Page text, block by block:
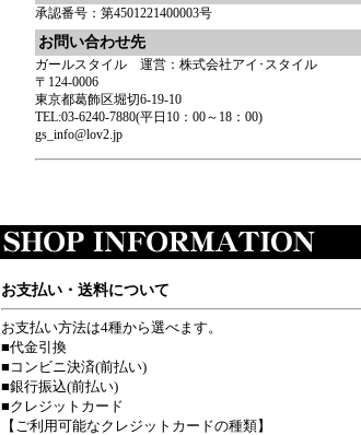
承認番号：第4501221400003号
お問い合わせ先
ガールスタイル 運営：株式会社アイ･スタイル
〒124-0006
東京都葛飾区堀切6-19-10
TEL:03-6240-7880(平日10：00～18：00)
gs_info@lov2.jp
お支払い・送料について
お支払い方法は4種から選べます。
■代金引換
■コンビニ決済(前払い)
■銀行振込(前払い)
■クレジットカード
【ご利用可能なクレジットカードの種類】